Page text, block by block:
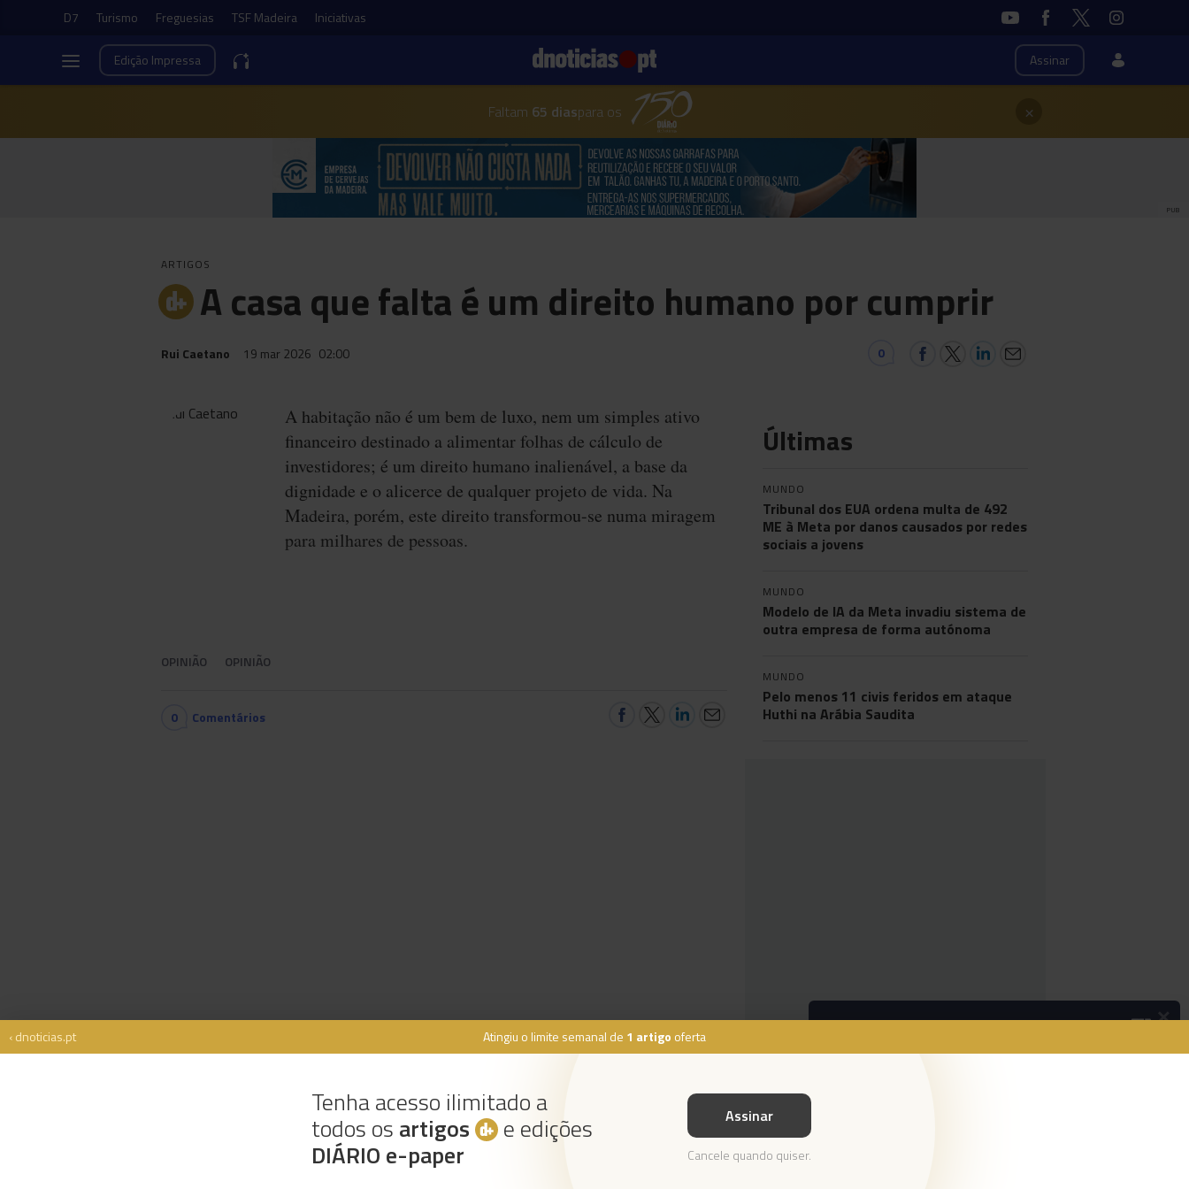
D7 Turismo Freguesias TSF Madeira Iniciativas
Assinar
Edição Impressa
Faltam 65 diaspara os ×
PUB
ARTIGOS
A casa que falta é um direito humano por cumprir
Rui Caetano 19 mar 2026 02:00 0
A habitação não é um bem de luxo, nem um simples ativo
financeiro destinado a alimentar folhas de cálculo de
investidores; é um direito humano inalienável, a base da
dignidade e o alicerce de qualquer projeto de vida. Na
Madeira, porém, este direito transformou-se numa miragem
para milhares de pessoas.
Atingiu o limite semanal de 1 artigo oferta
Tenha acesso ilimitado a
todos os artigos e edições
DIÁRIO e-paper
Assinar
Cancele quando quiser.
‹ dnoticias.pt
OPINIÃO OPINIÃO
0 Comentários
Últimas
MUNDO
Tribunal dos EUA ordena multa de 492
ME à Meta por danos causados por redes
sociais a jovens
MUNDO
Modelo de IA da Meta invadiu sistema de
outra empresa de forma autónoma
MUNDO
Pelo menos 11 civis feridos em ataque
Huthi na Arábia Saudita
Rua Dr. Fernão de Ornelas, 56 - 3º
Instale a nossa App
×